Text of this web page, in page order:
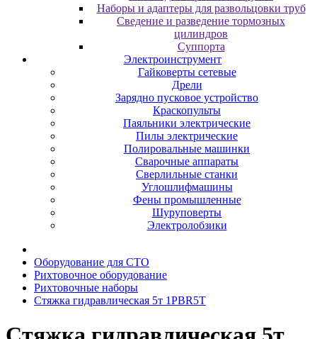
Наборы и адаптеры для развольцовки труб
Сведение и разведение тормозных
цилиндров
Суппорта
Электроинструмент
Гайковерты сетевые
Дрели
Зарядно пусковое устройство
Краскопульты
Паяльники электрические
Пилы электрические
Полировальные машинки
Сварочные аппараты
Сверлильные станки
Углошлифмашины
Фены промышленные
Шуруповерты
Электролобзики
Oбopудoвaниe для CTO
Pиxтoвoчнoe oбopудoвaниe
Pиxтoвoчныe нaбopы
Стяжка гидравлическая 5т 1PBR5T